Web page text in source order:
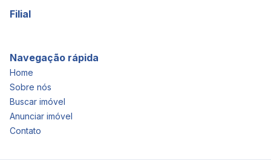
Filial
Navegação rápida
Home
Sobre nós
Buscar imóvel
Anunciar imóvel
Contato